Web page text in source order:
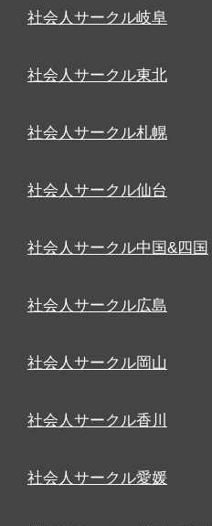
社会人サークル岐阜
社会人サークル東北
社会人サークル札幌
社会人サークル仙台
社会人サークル中国&四国
社会人サークル広島
社会人サークル岡山
社会人サークル香川
社会人サークル愛媛